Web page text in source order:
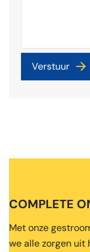
COMPLETE
Met onze
we alle zorgen uit